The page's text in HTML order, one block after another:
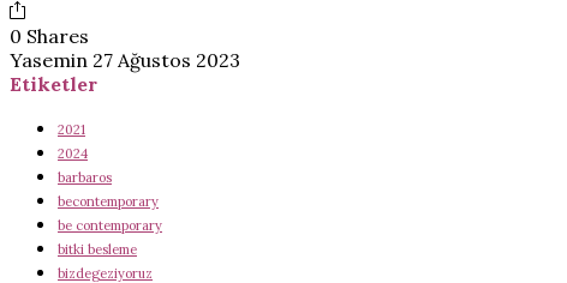
0 Shares
Yasemin 27 Ağustos 2023
Etiketler
2021
2024
barbaros
becontemporary
be contemporary
bitki besleme
bizdegeziyoruz